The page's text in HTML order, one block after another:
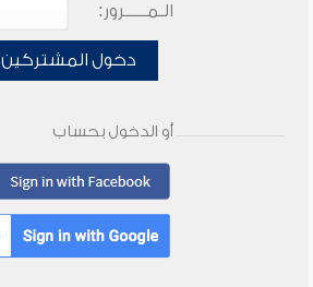
الـمـــــرور:
دخول المشتركين
أو الدخول بحساب